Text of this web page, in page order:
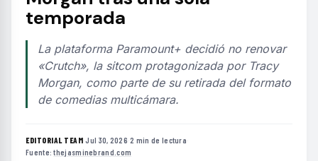
temporada
La plataforma Paramount+ decidió no renovar
«Crutch», la sitcom protagonizada por Tracy
Morgan, como parte de su retirada del formato
de comedias multicámara.
EDITORIAL TEAM·Jul 30, 2026·2 min de lectura·
Fuente:thejasminebrand.com